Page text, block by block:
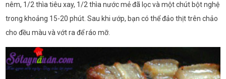
nêm, 1/2 thìa tiêu xay, 1/2 thìa nước mẻ đã lọc và một chút bột nghệ
trong khoảng 15-20 phút. Sau khi ướp, bạn có thể đảo thịt trên chảo
cho đều màu và vớt ra để ráo mỡ.